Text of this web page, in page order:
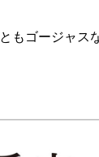
もゴージャス